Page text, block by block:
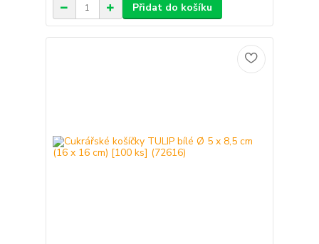
Přidat do košíku